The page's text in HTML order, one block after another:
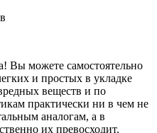
Вы можете самостоятельно
и простых в укладке
веществ и по
практически ни в чем не
аналогам, а в
их превосходит.